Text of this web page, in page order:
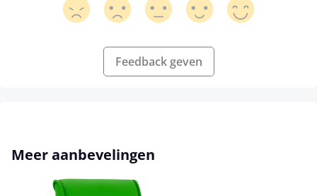
Feedback geven
Productgalerij overslaan
Meer aanbevelingen